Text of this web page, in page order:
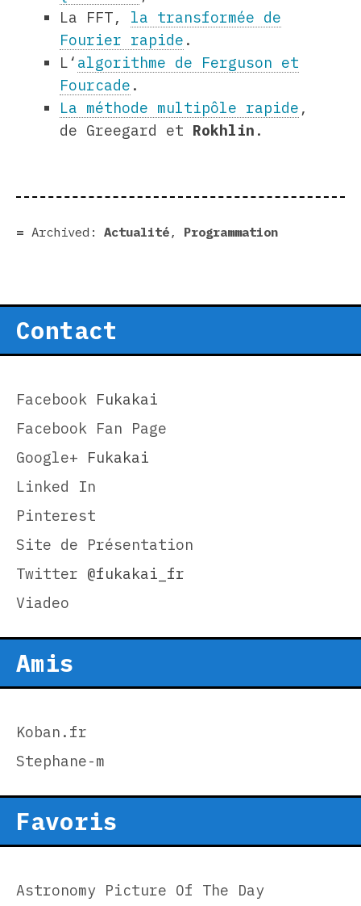
La FFT, la transformée de
Fourier rapide .
L‘ algorithme de Ferguson et
Fourcade .
La méthode multipôle rapide ,
de Greegard et Rokhlin .
Archived: Actualité , Programmation
Contact
Facebook Fukakai
Facebook Fan Page
Google+ Fukakai
Linked In
Pinterest
Site de Présentation
Twitter @fukakai_fr
Viadeo
Amis
Koban.fr
Stephane-m
Favoris
Astronomy Picture Of The Day